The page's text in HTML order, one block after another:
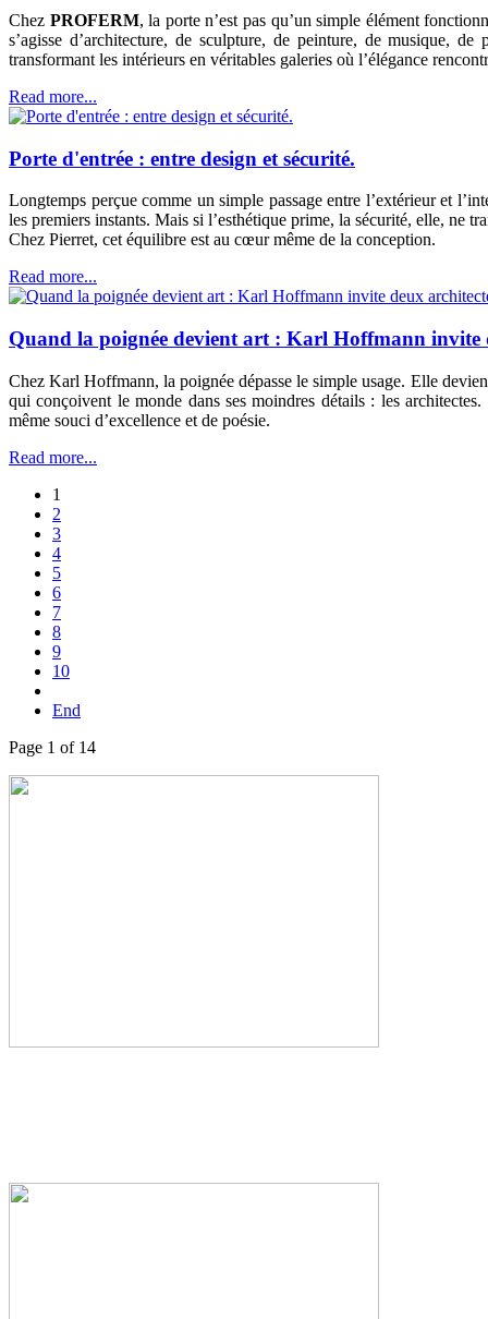
Chez PROFERM, la porte n’est pas qu’un simple élément
s’agisse d’architecture, de sculpture, de peinture, de musique,
transformant les intérieurs en véritables galeries où l’élégance
Read more...
Porte d'entrée : entre design et sécurité.
Longtemps perçue comme un simple passage entre l’extérieur et
les premiers instants. Mais si l’esthétique prime, la sécurité, elle, ne
Chez Pierret, cet équilibre est au cœur même de la conception.
Read more...
Quand la poignée devient art : Karl Hoffmann invite
Chez Karl Hoffmann, la poignée dépasse le simple usage. Elle
qui conçoivent le monde dans ses moindres détails : les
même souci d’excellence et de poésie.
Read more...
1
2
3
4
5
6
7
8
9
10
End
Page 1 of 14